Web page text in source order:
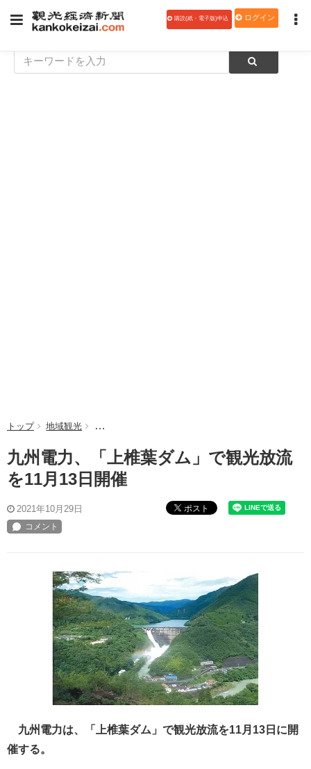
購読(紙・電子版)申込 ログイン
トップ 地域観光 九州電力、「上椎葉ダム」で観光放流を11月13日開
九州電力、「上椎葉ダム」で観光放流
を11月13日開催
2021年10月29日 ポスト
九州電力は、「上椎葉ダム」で観光放流を11月13日に開
催する。